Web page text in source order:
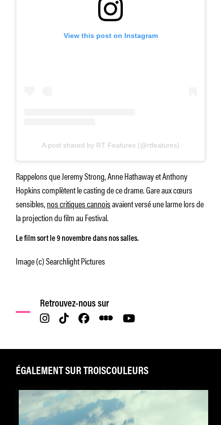
View this post on Instagram
A post shared by RT Features (@rtfeatures)
Rappelons que Jeremy Strong, Anne Hathaway et Anthony
Hopkins complètent le casting de ce drame. Gare aux cœurs
sensibles,nos critiques cannoisavaient versé une larme lors de
la projection du film au Festival.
Le film sort le 9 novembre dans nos salles.
Image (c) Searchlight Pictures
Retrouvez-nous sur
ÉGALEMENT SUR TROISCOULEURS